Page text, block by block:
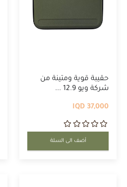
حقيبة قوية ومتينة من
شركة ويو 12.9 ...
37,000 IQD
أضف الى السلة